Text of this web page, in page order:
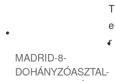
MADRID-8-
DOHÁNYZÓASZTAL-
T
e
r